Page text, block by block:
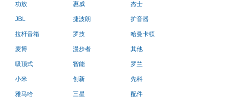
功放 惠威 杰士
JBL 捷波朗 扩音器
拉杆音箱 罗技 哈曼卡顿
麦博 漫步者 其他
吸顶式 智能 罗兰
小米 创新 先科
雅马哈 三星 配件